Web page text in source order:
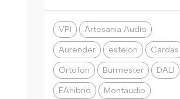
VPI
Artesania Audio
Aurender
estelon
Cardas
Ortofon
Burmester
DALI
EAhibrid
Montaudio